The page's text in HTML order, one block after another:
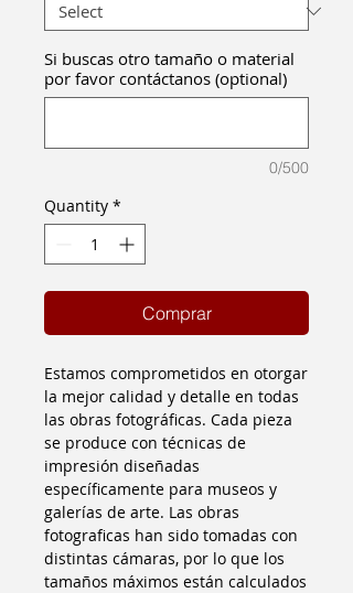
Si buscas otro tamaño o material
por favor contáctanos (optional)
0/500
Quantity *
Comprar
Estamos comprometidos en otorgar
la mejor calidad y detalle en todas
las obras fotográficas. Cada pieza
se produce con técnicas de
impresión diseñadas
específicamente para museos y
galerías de arte. Las obras
fotograficas han sido tomadas con
distintas cámaras, por lo que los
tamaños máximos están calculados